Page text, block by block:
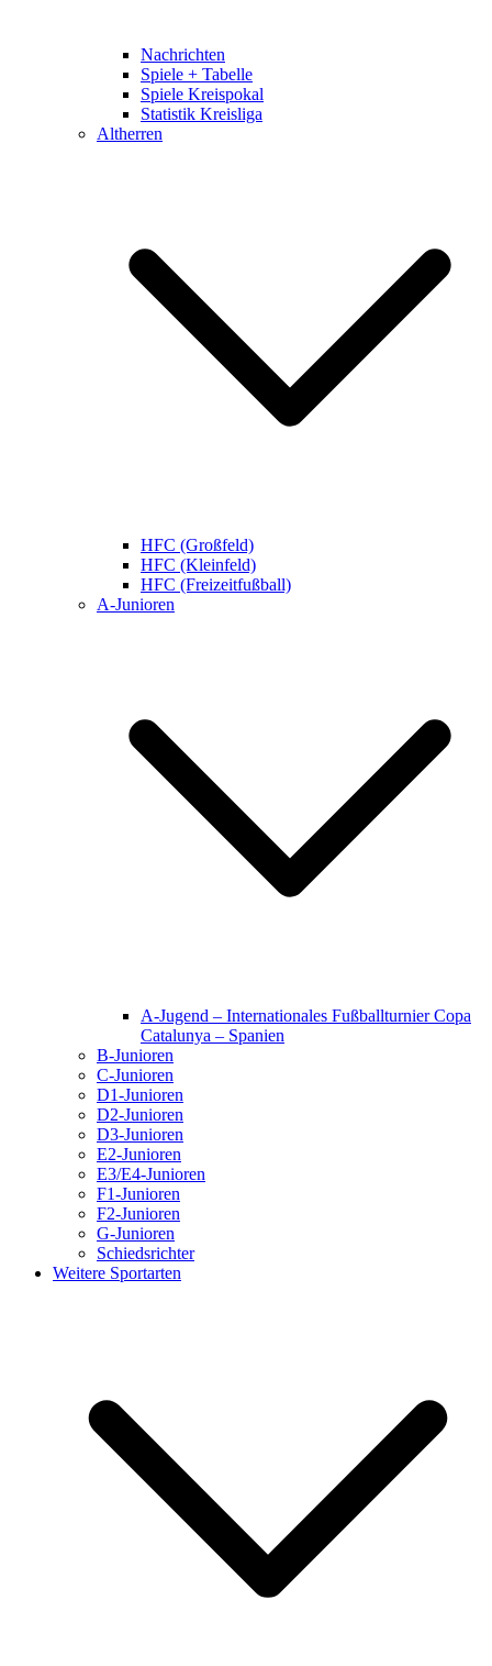
Nachrichten
Spiele + Tabelle
Spiele Kreispokal
Statistik Kreisliga
Altherren
HFC (Großfeld)
HFC (Kleinfeld)
HFC (Freizeitfußball)
A-Junioren
A-Jugend – Internationales Fußballturnier Copa
Catalunya – Spanien
B-Junioren
C-Junioren
D1-Junioren
D2-Junioren
D3-Junioren
E2-Junioren
E3/E4-Junioren
F1-Junioren
F2-Junioren
G-Junioren
Schiedsrichter
Weitere Sportarten